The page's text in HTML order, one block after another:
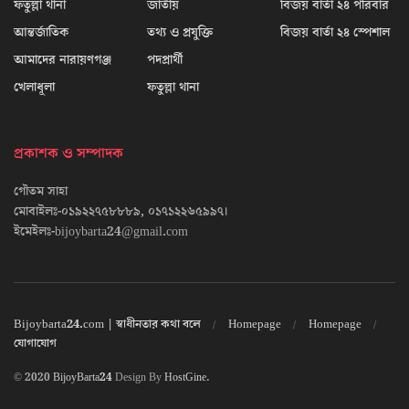
ফতুল্লা থানা
আন্তর্জাতিক
আমাদের নারায়ণগঞ্জ
খেলাধূলা
জাতীয়
তথ্য ও প্রযুক্তি
পদপ্রার্থী
ফতুল্লা থানা
বিজয় বার্তা ২৪ পরিবার
বিজয় বার্তা ২৪ স্পেশাল
প্রকাশক ও সম্পাদক
গৌতম সাহা
মোবাইলঃ-০১৯২২৭৫৮৮৮৯, ০১৭১২২৬৫৯৯৭।
ইমেইলঃ-bijoybarta24@gmail.com
Bijoybarta24.com | স্বাধীনতার কথা বলে Homepage
Homepage
যোগাযোগ
© 2020BijoyBarta24Design ByHostGine.